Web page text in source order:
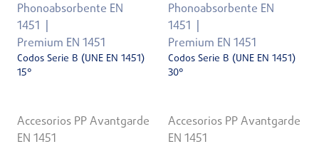
Phonoabsorbente EN
1451
Premium EN 1451
Codos Serie B (UNE EN 1451)
15°
Accesorios PP Avantgarde
EN 1451
Phonoabsorbente EN
1451
Premium EN 1451
Codos Serie B (UNE EN 1451)
30°
Accesorios PP Avantgarde
EN 1451